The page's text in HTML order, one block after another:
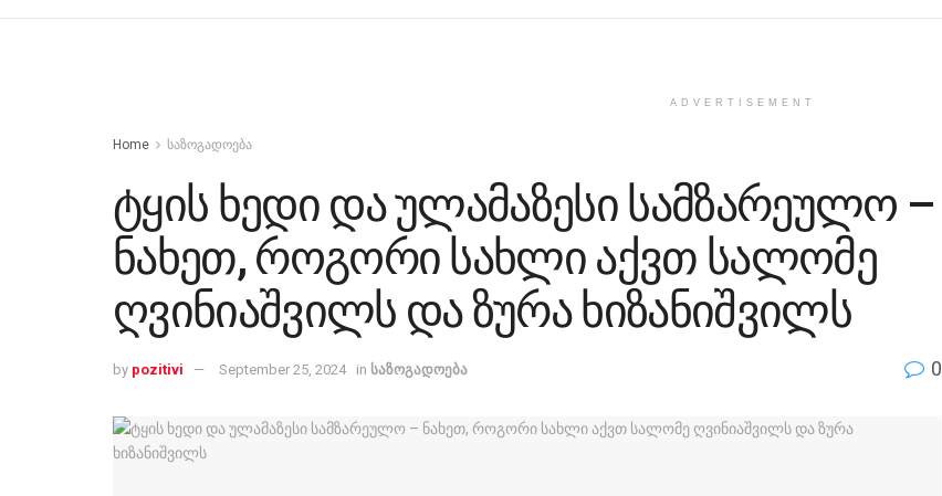
ADVERTISEMENT
Home საზოგადოება
ტყის ხედი და ულამაზესი სამზარეულო –
ნახეთ, როგორი სახლი აქვთ სალომე
ღვინიაშვილს და ზურა ხიზანიშვილს
by pozitivi September 25, 2024 in საზოგადოება 0